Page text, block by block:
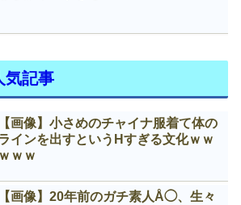
気記事
【画像】小さめのチャイナ服着て体の
インを出すというНすぎる文化ｗｗ
ｗｗｗ
【画像】20年前のガチ素人Å◯、生々